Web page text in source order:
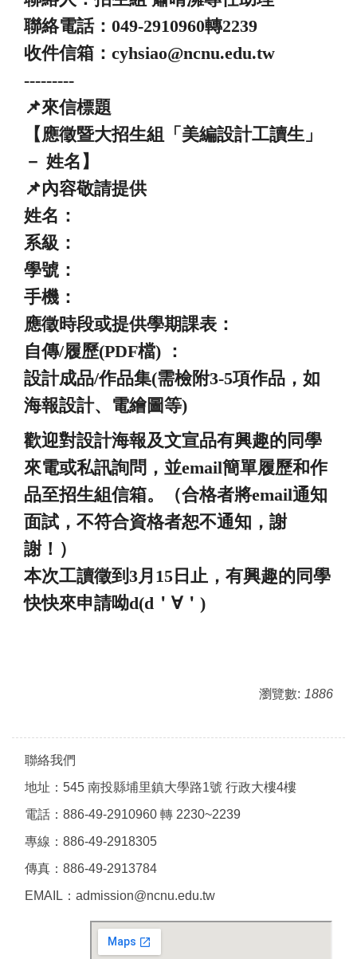
聯絡電話：049-2910960轉2239
收件信箱：cyhsiao@ncnu.edu.tw
---------
📌來信標題
【應徵暨大招生組「美編設計工讀生」
－ 姓名】
📌內容敬請提供
姓名：
系級：
學號：
手機：
應徵時段或提供學期課表：
自傳/履歷(PDF檔) ：
設計成品/作品集(需檢附3-5項作品，如
海報設計、電繪圖等)
歡迎對設計海報及文宣品有興趣的同學
來電或私訊詢問，並email簡單履歷和作
品至招生組信箱。（合格者將email通知
面試，不符合資格者恕不通知，謝
謝！）
本次工讀徵到3月15日止，有興趣的同學
快快來申請呦d(d＇∀＇)
瀏覽數: 1886
聯絡我們
地址：545 南投縣埔里鎮大學路1號 行政大樓4樓
電話：886-49-2910960 轉 2230~2239
專線：886-49-2918305
傳真：886-49-2913784
EMAIL：admission@ncnu.edu.tw